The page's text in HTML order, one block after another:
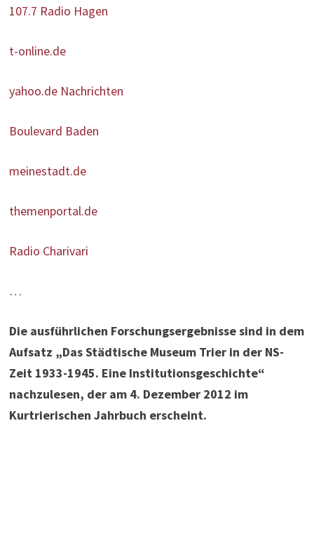
107.7 Radio Hagen
t-online.de
yahoo.de Nachrichten
Boulevard Baden
meinestadt.de
themenportal.de
Radio Charivari
…
Die ausführlichen Forschungsergebnisse sind in dem
Aufsatz „Das Städtische Museum Trier in der NS-
Zeit 1933-1945. Eine Institutionsgeschichte“
nachzulesen, der am 4. Dezember 2012 im
Kurtrierischen Jahrbuch erscheint.